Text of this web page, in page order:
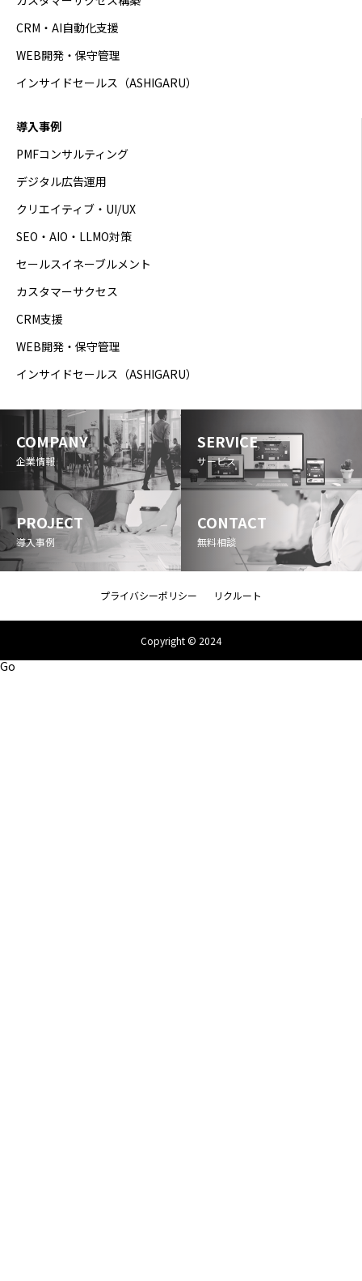
CRM・AI自動化支援
WEB開発・保守管理
インサイドセールス（ASHIGARU）
導入事例
PMFコンサルティング
デジタル広告運用
クリエイティブ・UI/UX
SEO・AIO・LLMO対策
セールスイネーブルメント
カスタマーサクセス
CRM支援
WEB開発・保守管理
インサイドセールス（ASHIGARU）
COMPANY
企業情報
SERVICE
サービス
PROJECT
導入事例
CONTACT
無料相談
プライバシーポリシー リクルート
Copyright © 2024
Go